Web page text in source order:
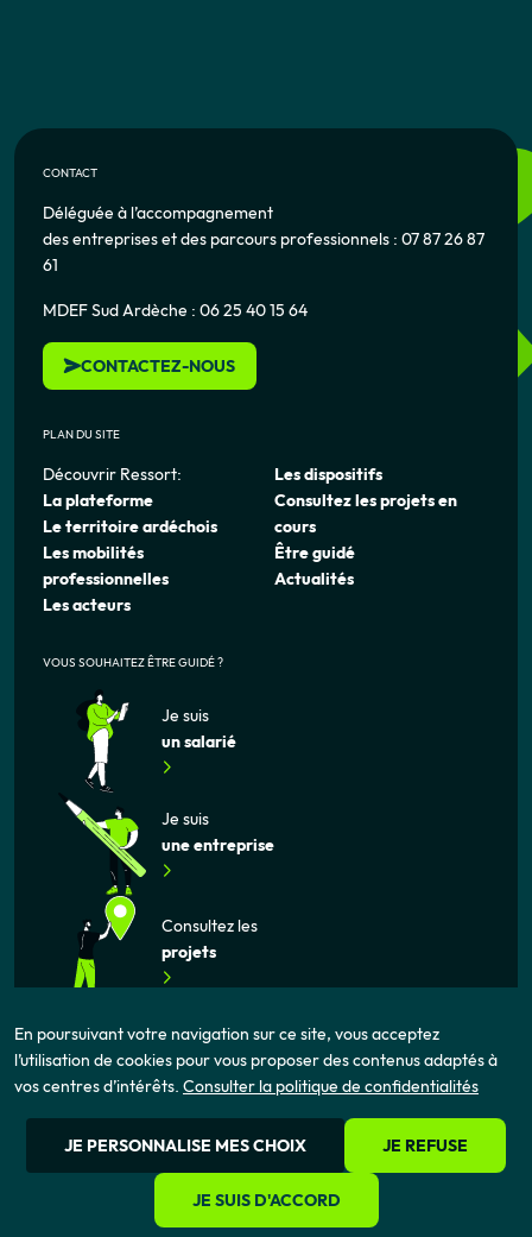
En poursuivant votre navigation sur ce site, vous acceptez
l’utilisation de cookies pour vous proposer des contenus adaptés à
vos centres d’intérêts. Consulter la politique de confidentialités
JE PERSONNALISE MES CHOIX JE REFUSE
JE SUIS D'ACCORD
CONTACT
Déléguée à l’accompagnement
des entreprises et des parcours professionnels : 07 87 26 87
61
MDEF Sud Ardèche : 06 25 40 15 64
CONTACTEZ-NOUS
PLAN DU SITE
Découvrir Ressort:
La plateforme
Le territoire ardéchois
Les mobilités
professionnelles
Les acteurs
Les dispositifs
Consultez les projets en
cours
Être guidé
Actualités
VOUS SOUHAITEZ ÊTRE GUIDÉ ?
Je suis
un salarié
Je suis
une entreprise
Consultez les
projets